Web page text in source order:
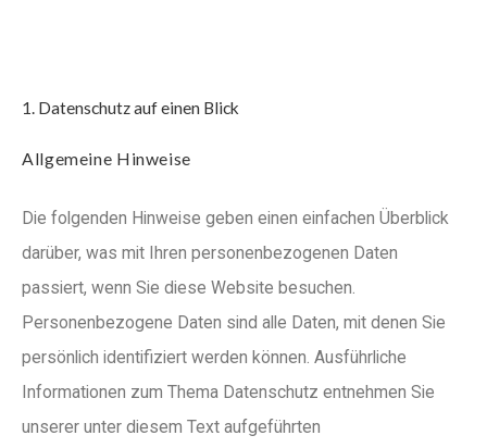
1. Datenschutz auf einen Blick
Allgemeine Hinweise
Die folgenden Hinweise geben einen einfachen Überblick
darüber, was mit Ihren personenbezogenen Daten
passiert, wenn Sie diese Website besuchen.
Personenbezogene Daten sind alle Daten, mit denen Sie
persönlich identifiziert werden können. Ausführliche
Informationen zum Thema Datenschutz entnehmen Sie
unserer unter diesem Text aufgeführten